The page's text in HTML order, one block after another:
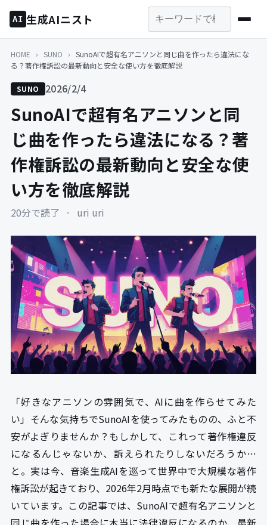
AI 生成AIニスト
HOME › SUNO › SunoAIで超有名アニソンと同じ曲を作ったら違法にな
る？著作権訴訟の最新動向と安全な使い方を徹底解説
SUNO 2026/2/4
SunoAIで超有名アニソンと同
じ曲を作ったら違法になる？著
作権訴訟の最新動向と安全な使
い方を徹底解説
20分で読了 · uri uri
「好きなアニソンの雰囲気で、AIに曲を作らせてみた
い」そんな気持ちでSunoAIを使ってみたものの、ふと不
安がよぎりませんか？もしかして、これって著作権違反
になるんじゃないか、訴えられたりしないだろうか…
と。実は今、音楽生成AIを巡って世界中で大規模な著作
権訴訟が起きており、2026年2月時点でも新たな展開が続
いています。この記事では、SunoAIで超有名アニソンと